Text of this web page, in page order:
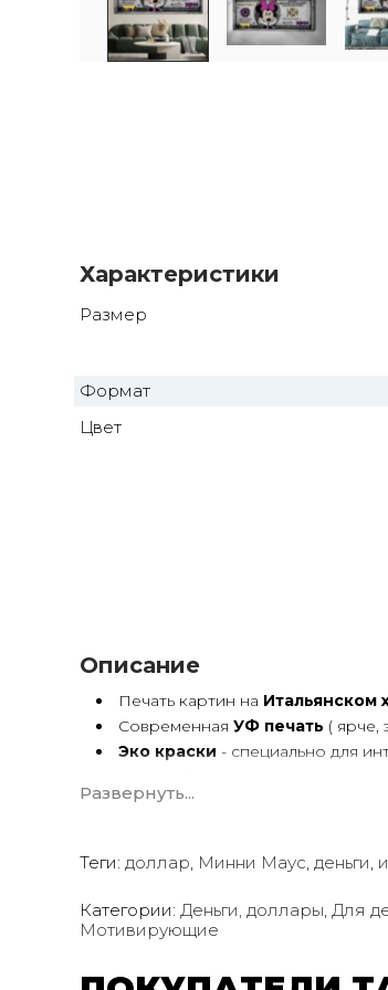
Характеристики
Размер
Формат
Цвет
Описание
Печать картин на Итальянском
Современная УФ печать ( ярче,
Эко краски - специально для
Возможна
ручной работой - картиной маслом.
На сайте представлены самые
Картиныпечатаются для вас в
Вы можете выбрать
Развернуть...
Теги: доллар, Минни Маус, деньги,
Категории: Деньги, доллары, Для
Мотивирующие